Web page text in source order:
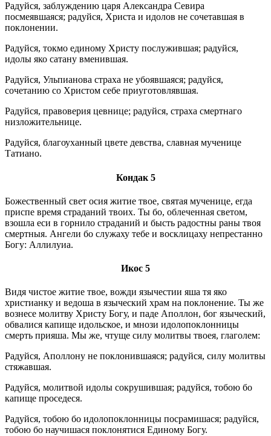
Радуйся, заблуждению царя Александра Севира
посмеявшаяся; радуйся, Христа и идолов не сочетавшая в
поклонении.
Радуйся, токмо единому Христу послужившая; радуйся,
идолы яко сатану вменившая.
Радуйся, Ульпианова страха не убоявшаяся; радуйся,
сочетанию со Христом себе приуготовлявшая.
Радуйся, правоверия цевнице; радуйся, страха смертнаго
низложительнице.
Радуйся, благоуханный цвете девства, славная мученице
Татиано.
Кондак 5
Божественный свет осия житие твое, святая мученице, егда
приспе время страданий твоих. Ты бо, облеченная светом,
взошла еси в горнило страданий и бысть радостны раны твоя
смертныя. Ангели бо служаху тебе и восклицаху непрестанно
Богу: Аллилуиа.
Икос 5
Видя чистое житие твое, вожди язычестии яша тя яко
христианку и ведоша в языческий храм на поклонение. Ты же
вознесе молитву Христу Богу, и паде Аполлон, бог языческий,
обвалися капище идольское, и мнози идолопоклонницы
смерть прияша. Мы же, чтуще силу молитвы твоея, глаголем:
Радуйся, Аполлону не поклонившаяся; радуйся, силу молитвы
стяжавшая.
Радуйся, молитвой идолы сокрушившая; радуйся, тобою бо
капище проседеся.
Радуйся, тобою бо идолопоклонницы посрамишася; радуйся,
тобою бо научишася поклонятися Единому Богу.